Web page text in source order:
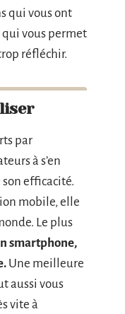
qui vous ont
qui vous permet
réfléchir.
par
à s’en
efficacité.
mobile, elle
Le plus
smartphone,
Une meilleure
aussi vous
vite à